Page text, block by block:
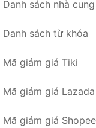
Danh sách nhà
Danh sách từ khóa
Mã giảm giá Tiki
Mã giảm giá Lazada
Mã giảm giá Shopee